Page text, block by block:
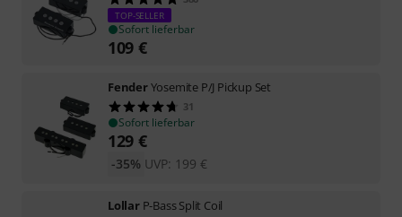
TOP-SELLER
Sofort lieferbar
109 €
FenderYosemite P/J Pickup Set
31
Sofort lieferbar
129 €
UVP: 199 €
-35%
Lollar P-Bass Split Coil